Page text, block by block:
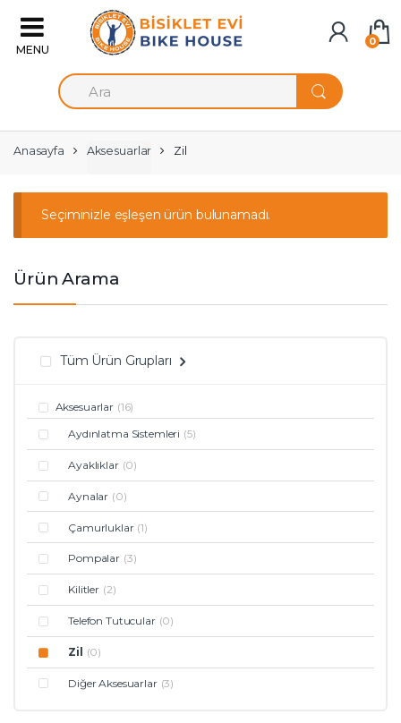
Skip to navigation
A
r
m
a
Anasayfa Aksesuarlar Zil
Seçiminizle eşleşen ürün bulunamadı.
Ürün Arama
Tüm Ürün Grupları
Aksesuarlar (16)
Aydınlatma Sistemleri (5)
Ayaklıklar (0)
Aynalar (0)
Çamurluklar (1)
Pompalar (3)
Kilitler (2)
Telefon Tutucular (0)
Zil (0)
Diğer Aksesuarlar (3)
0